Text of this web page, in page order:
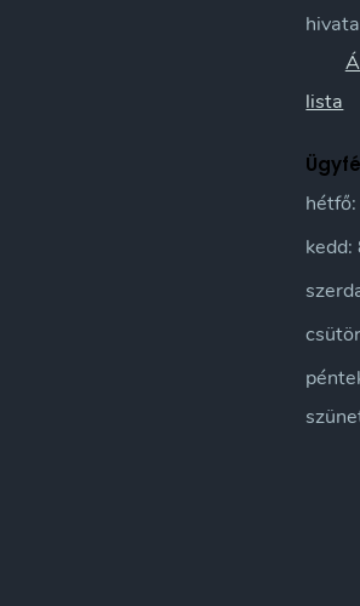
lista